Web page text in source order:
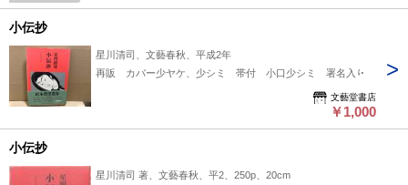
小伝抄
星川清司、文藝春秋、平成2年
再販 カバー少ヤケ、少シミ 帯付 小口少シミ 署名入り
文藝堂書店
￥1,000
小伝抄
星川清司 著、文藝春秋、平2、250p、20cm